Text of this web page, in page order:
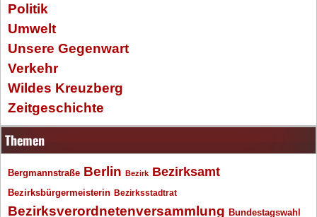
Politik
Umwelt
Unsere Gegenwart
Verkehr
Wildes Kreuzberg
Zeitgeschichte
Themen
Bergmannstraße Berlin Bezirk Bezirksamt
Bezirksbürgermeisterin Bezirksstadtrat
Bezirksverordnetenversammlung Bundestagswahl